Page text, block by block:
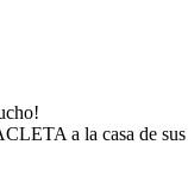
a la casa de